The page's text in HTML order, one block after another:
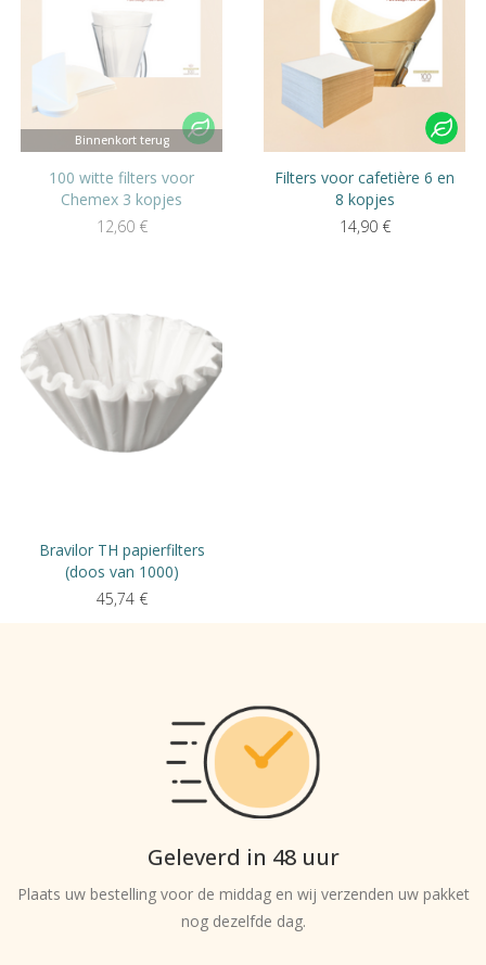
Binnenkort terug
100 witte filters voor
Chemex 3 kopjes
12,60 €
Filters voor cafetière 6 en
8 kopjes
14,90 €
Bravilor TH papierfilters
(doos van 1000)
45,74 €
Geleverd in 48 uur
Plaats uw bestelling voor de middag en wij verzenden uw pakket
nog dezelfde dag.